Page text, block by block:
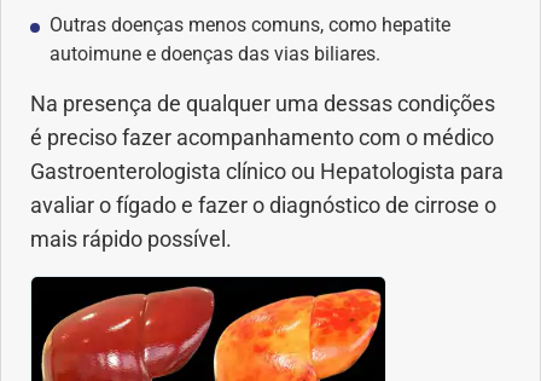
Síndrome de Down
Sono
Vitaminas
Outras doenças menos comuns, como hepatite
autoimune e doenças das vias biliares.
Na presença de qualquer uma dessas condições
é preciso fazer acompanhamento com o médico
Gastroenterologista clínico ou Hepatologista para
avaliar o fígado e fazer o diagnóstico de cirrose o
mais rápido possível.